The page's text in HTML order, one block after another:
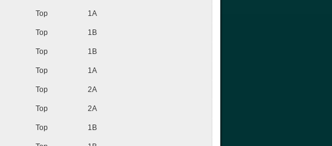
Top 1A
Top 1B
Top 1B
Top 1A
Top 2A
Top 2A
Top 1B